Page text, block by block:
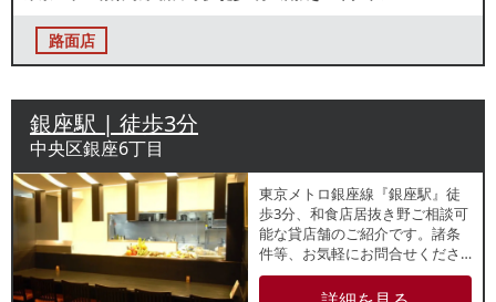
路面店
銀座駅 | 徒歩3分
中央区銀座6丁目
東京メトロ銀座線『銀座駅』徒
歩3分、和食店居抜き野ご相談可
能な貸店舗のご紹介です。諸条
件等、お気軽にお問合せくださ
い。店内はカウンター席・テー
ブル席が並ぶレイアウト。落ち